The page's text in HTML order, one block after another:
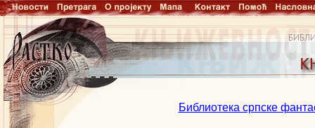
Библиотека српске